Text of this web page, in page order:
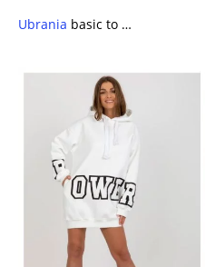
Ubrania basic to …